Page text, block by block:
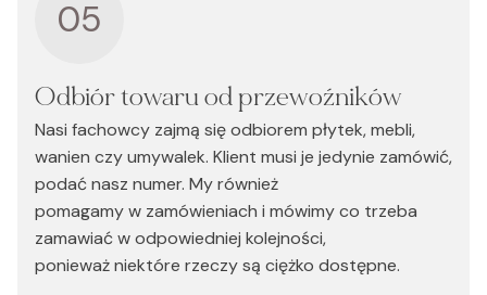
05
Odbiór towaru od przewoźników
Nasi fachowcy zajmą się odbiorem płytek, mebli,
wanien czy umywalek. Klient musi je jedynie zamówić,
podać nasz numer. My również
pomagamy w zamówieniach i mówimy co trzeba
zamawiać w odpowiedniej kolejności,
ponieważ niektóre rzeczy są ciężko dostępne.